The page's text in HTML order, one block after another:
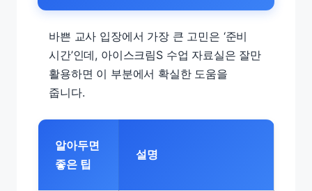
바쁜 교사 입장에서 가장 큰 고민은 ‘준비
시간’인데, 아이스크림S 수업 자료실은 잘만
활용하면 이 부분에서 확실한 도움을
줍니다.
알아두면
좋은 팁
설명